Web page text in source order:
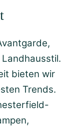
bieten wir
Trends.